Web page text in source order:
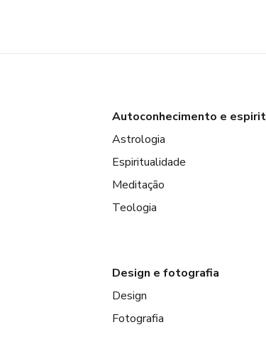
Autoconhecimento e
Astrologia
Espiritualidade
Meditação
Teologia
Design e fotografia
Design
Fotografia